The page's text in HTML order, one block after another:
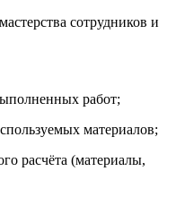
сотрудников и
работ;
материалов;
расчёта (материалы,